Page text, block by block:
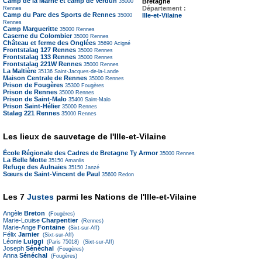
Département :
Ille-et-Vilaine
35000
Rennes
Camp du Parc des Sports de Rennes 35000
Rennes
Camp Margueritte 35000 Rennes
Caserne du Colombier 35000 Rennes
Château et ferme des Onglées 35690 Acigné
Frontstalag 127 Rennes 35000 Rennes
Frontstalag 133 Rennes 35000 Rennes
Frontstalag 221W Rennes 35000 Rennes
La Maltière 35136 Saint-Jacques-de-la-Lande
Maison Centrale de Rennes 35000 Rennes
Prison de Fougères 35300 Fougères
Prison de Rennes 35000 Rennes
Prison de Saint-Malo 35400 Saint-Malo
Prison Saint-Hélier 35000 Rennes
Stalag 221 Rennes 35000 Rennes
Les lieux de sauvetage de l'Ille-et-Vilaine
École Régionale des Cadres de Bretagne Ty Armor 35000 Rennes
La Belle Motte 35150 Amanlis
Refuge des Aulnaies 35150 Janzé
Sœurs de Saint-Vincent de Paul 35600 Redon
Les 7 Justes parmi les Nations de l'Ille-et-Vilaine
Angèle Breton (Fougères)
Marie-Louise Charpentier (Rennes)
Marie-Ange Fontaine (Sixt-sur-Aff)
Félix Jarnier (Sixt-sur-Aff)
Léonie Luiggi (Paris 75018) (Sixt-sur-Aff)
Joseph Sénéchal (Fougères)
Anna Sénéchal (Fougères)